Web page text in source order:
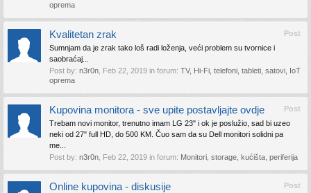
oprema
Post
Kvalitetan zrak
Sumnjam da je zrak tako loš radi loženja, veći problem su tvornice i
saobraćaj...
Post by: n3r0n Feb 22, 2019 in forum: TV, Hi-Fi, telefoni, tableti, satovi, IoT
oprema
Post
Kupovina monitora - sve upite postavljajte ovdje
Trebam novi monitor, trenutno imam LG 23" i ok je poslužio, sad bi uzeo
neki od 27" full HD, do 500 KM. Čuo sam da su Dell monitori solidni pa
me...
Post by: n3r0n Feb 22, 2019 in forum: Monitori, storage, kućišta, periferija
Post
Online kupovina - diskusije